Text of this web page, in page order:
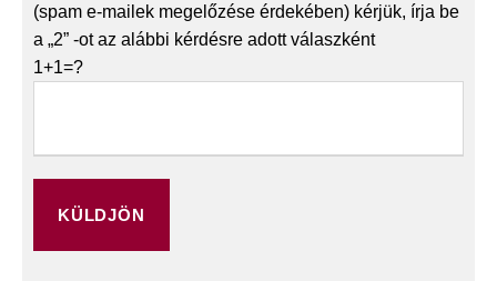
(spam e-mailek megelőzése érdekében) kérjük, írja be
a „2” -ot az alábbi kérdésre adott válaszként
1+1=?